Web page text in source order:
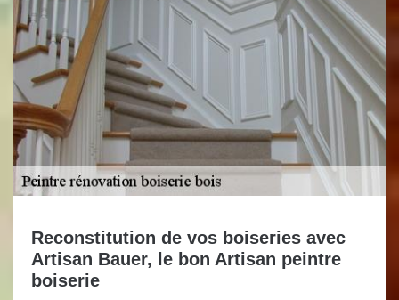
Reconstitution de vos boiseries avec
Artisan Bauer, le bon Artisan peintre
boiserie